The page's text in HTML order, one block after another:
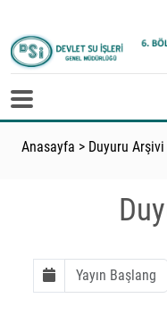
Anasayfa > Duyuru Arşivi